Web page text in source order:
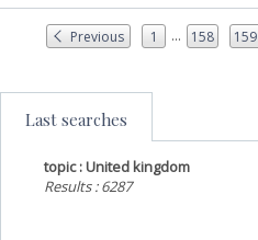
Previous 1 ... 158 159
Last searches
topic : United kingdom
Results : 6287